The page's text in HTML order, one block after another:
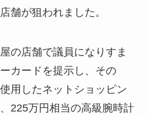
舗が狙われました。
の店舗で議員になりすま
カードを提示し、その
用したネットショッピン
225万円相当の高級腕時計